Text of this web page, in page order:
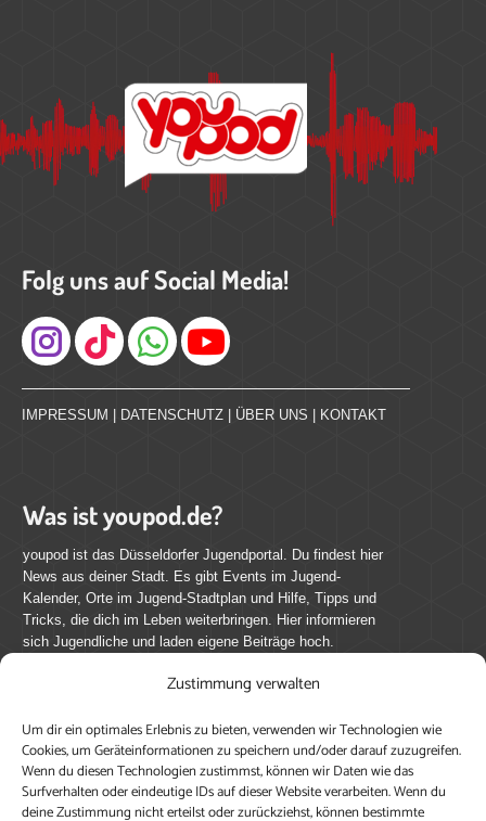
Zustimmung verwalten
Um dir ein optimales Erlebnis zu bieten, verwenden wir Technologien wie
Cookies, um Geräteinformationen zu speichern und/oder darauf zuzugreifen.
Wenn du diesen Technologien zustimmst, können wir Daten wie das
Surfverhalten oder eindeutige IDs auf dieser Website verarbeiten. Wenn du
deine Zustimmung nicht erteilst oder zurückziehst, können bestimmte
Folg uns auf Social Media!
Instagram
IMPRESSUM DATENSCHUTZ ÜBER UNS KONTAKT
Was ist youpod.de?
youpod ist das Düsseldorfer Jugendportal. Du findest hier
News aus deiner Stadt. Es gibt Events im Jugend-
Kalender, Orte im Jugend-Stadtplan und Hilfe, Tipps und
Tricks, die dich im Leben weiterbringen. Hier informieren
sich Jugendliche und laden eigene Beiträge hoch.
Mach mit bei youpod.de!
youpod.de lebt von Menschen wie dir. Sammel
journalistische Erfahrung, teile deine Perspektive und
veröffentliche deine Beiträge auf youpod.de.Du musst
dich anmelden, um alle Funktionen nutzen zu können, ein